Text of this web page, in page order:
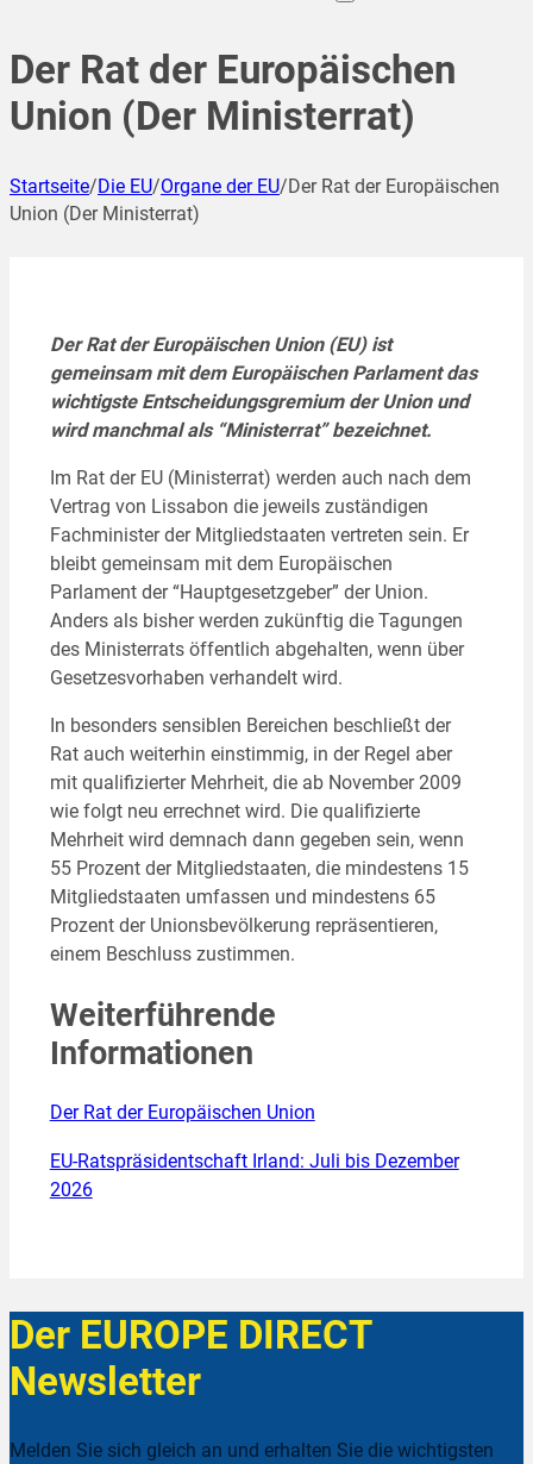
Der Rat der Europäischen
Union (Der Ministerrat)
Startseite/Die EU/Organe der EU/Der Rat der Europäischen
Union (Der Ministerrat)
Der Rat der Europäischen Union (EU) ist
gemeinsam mit dem Europäischen Parlament das
wichtigste Entscheidungsgremium der Union und
wird manchmal als “Ministerrat” bezeichnet.
Im Rat der EU (Ministerrat) werden auch nach dem
Vertrag von Lissabon die jeweils zuständigen
Fachminister der Mitgliedstaaten vertreten sein. Er
bleibt gemeinsam mit dem Europäischen
Parlament der “Hauptgesetzgeber” der Union.
Anders als bisher werden zukünftig die Tagungen
des Ministerrats öffentlich abgehalten, wenn über
Gesetzesvorhaben verhandelt wird.
In besonders sensiblen Bereichen beschließt der
Rat auch weiterhin einstimmig, in der Regel aber
mit qualifizierter Mehrheit, die ab November 2009
wie folgt neu errechnet wird. Die qualifizierte
Mehrheit wird demnach dann gegeben sein, wenn
55 Prozent der Mitgliedstaaten, die mindestens 15
Mitgliedstaaten umfassen und mindestens 65
Prozent der Unionsbevölkerung repräsentieren,
einem Beschluss zustimmen.
Weiterführende
Informationen
Der Rat der Europäischen Union
EU-Ratspräsidentschaft Irland: Juli bis Dezember
2026
Der EUROPE DIRECT
Newsletter
Melden Sie sich gleich an und erhalten Sie die wichtigsten